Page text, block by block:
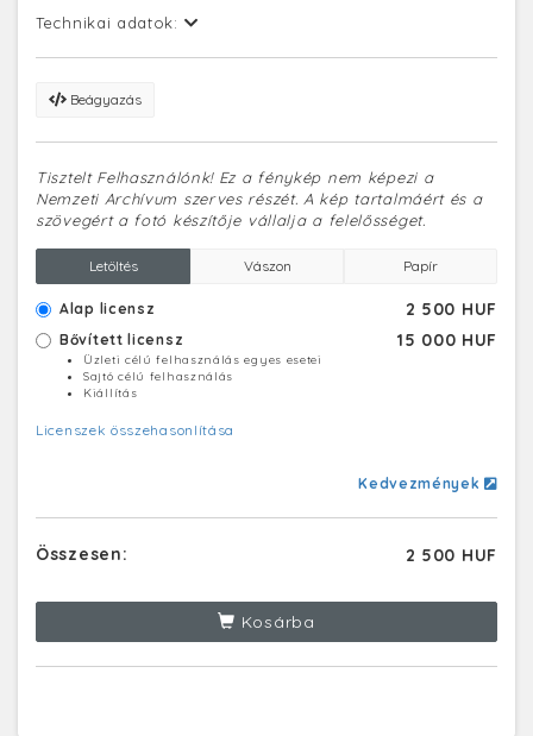
Technikai adatok:
Beágyazás
Tisztelt Felhasználónk! Ez a fénykép nem képezi a
Nemzeti Archívum szerves részét. A kép tartalmáért és a
szövegért a fotó készítője vállalja a felelősséget.
Letöltés Vászon Papír
Alap licensz 2 500 HUF
Bővített licensz 15 000 HUF
Üzleti célú felhasználás egyes esetei
Sajtó célú felhasználás
Kiállítás
Licenszek összehasonlítása
Kedvezmények
Összesen: 2 500 HUF
Kosárba